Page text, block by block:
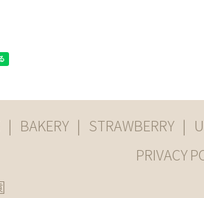
BAKERY STRAWBERRY
PRIVACY